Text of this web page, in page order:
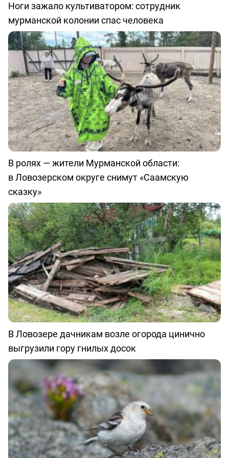
Ноги зажало культиватором: сотрудник
мурманской колонии спас человека
В ролях — жители Мурманской области:
в Ловозерском округе снимут «Саамскую
сказку»
В Ловозере дачникам возле огорода цинично
выгрузили гору гнилых досок